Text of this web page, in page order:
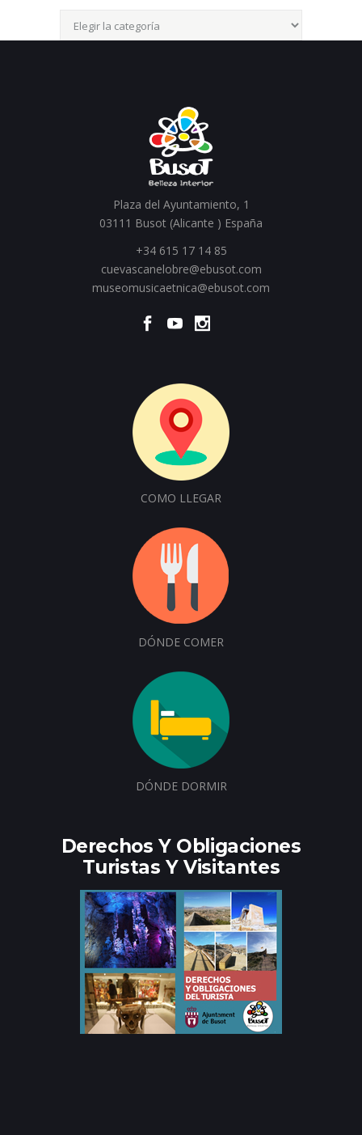
Categorías
Plaza del Ayuntamiento, 1
03111 Busot (Alicante ) España
+34 615 17 14 85
cuevascanelobre@ebusot.com
museomusicaetnica@ebusot.com
COMO LLEGAR
DÓNDE COMER
DÓNDE DORMIR
Derechos Y Obligaciones
Turistas Y Visitantes